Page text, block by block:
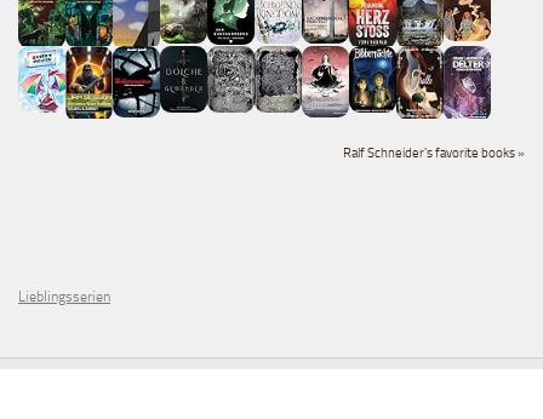
Ralf Schneider's favorite books »
Lieblingsserien